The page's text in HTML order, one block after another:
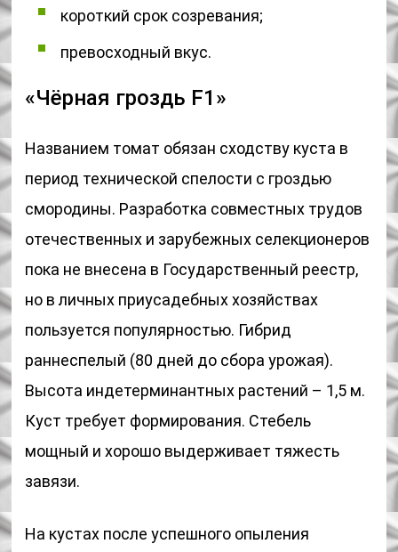
короткий срок созревания;
превосходный вкус.
«Чёрная гроздь F1»
Названием томат обязан сходству куста в
период технической спелости с гроздью
смородины. Разработка совместных трудов
отечественных и зарубежных селекционеров
пока не внесена в Государственный реестр,
но в личных приусадебных хозяйствах
пользуется популярностью. Гибрид
раннеспелый (80 дней до сбора урожая).
Высота индетерминантных растений – 1,5 м.
Куст требует формирования. Стебель
мощный и хорошо выдерживает тяжесть
завязи.
На кустах после успешного опыления